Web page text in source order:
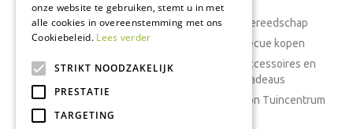
Tuincentrum
Dierenwinkel
Tuinplanten
Tuingereedschap
Barbecue kopen
Woonaccessoires en
cadeaus
Cadeaubon Tuincentrum
Kamerplanten
onze website te gebruiken, stemt u in met
alle cookies in overeenstemming met ons
Cookiebeleid. Lees verder
STRIKT NOODZAKELIJK
PRESTATIE
TARGETING